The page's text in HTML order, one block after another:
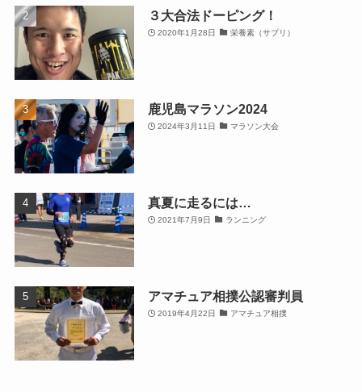
３大合法ドーピング！
2020年1月28日 栄養素（サプリ）
鹿児島マラソン2024
2024年3月11日 マラソン大会
真夏に走るには…
2021年7月9日 ランニング
アマチュア相撲公認審判員
2019年4月22日 アマチュア相撲